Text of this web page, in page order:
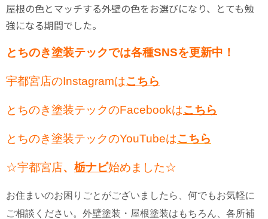
屋根の色とマッチする外壁の色をお選びになり、とても勉
強になる期間でした。
とちのき塗装テックでは各種SNSを更新中！
宇都宮店のInstagramはこちら
とちのき塗装テックのFacebookはこちら
とちのき塗装テックのYouTubeはこちら
☆宇都宮店、 栃ナビ始めました☆
お住まいのお困りごとがございましたら、何でもお気軽に
ご相談ください。外壁塗装・屋根塗装はもちろん、各所補